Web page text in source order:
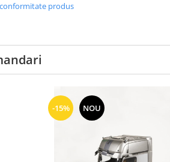
produs
-15% NOU